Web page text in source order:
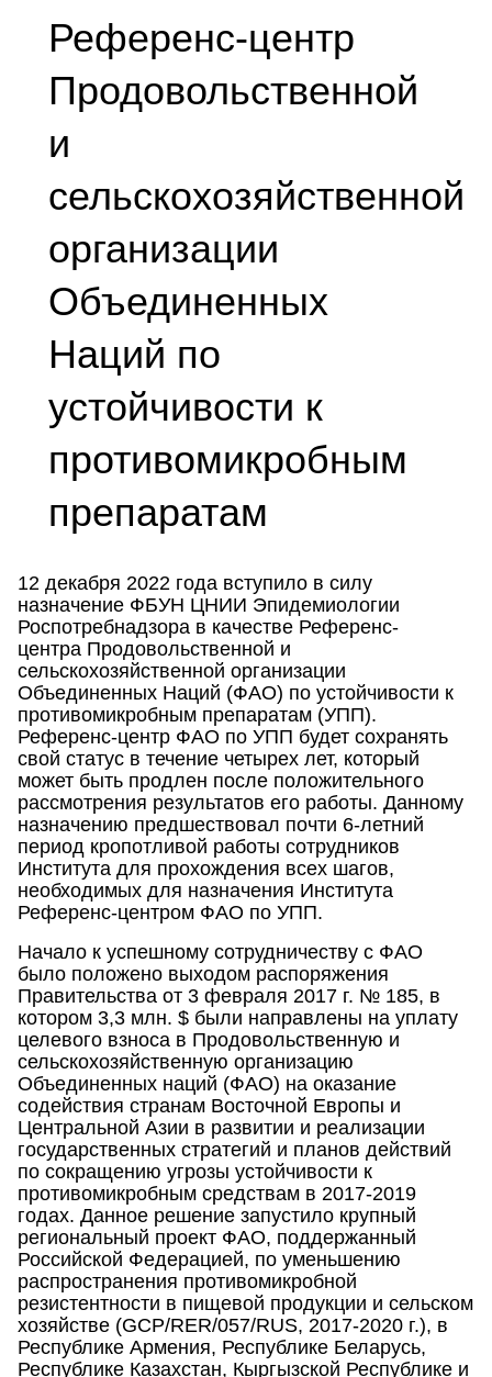
Референс-центр
Продовольственной
и
сельскохозяйственной
организации
Объединенных
Наций по
устойчивости к
противомикробным
препаратам
12 декабря 2022 года вступило в силу
назначение ФБУН ЦНИИ Эпидемиологии
Роспотребнадзора в качестве Референс-
центра Продовольственной и
сельскохозяйственной организации
Объединенных Наций (ФАО) по устойчивости к
противомикробным препаратам (УПП).
Референс-центр ФАО по УПП будет сохранять
свой статус в течение четырех лет, который
может быть продлен после положительного
рассмотрения результатов его работы. Данному
назначению предшествовал почти 6-летний
период кропотливой работы сотрудников
Института для прохождения всех шагов,
необходимых для назначения Института
Референс-центром ФАО по УПП.
Начало к успешному сотрудничеству с ФАО
было положено выходом распоряжения
Правительства от 3 февраля 2017 г. № 185, в
котором 3,3 млн. $ были направлены на уплату
целевого взноса в Продовольственную и
сельскохозяйственную организацию
Объединенных наций (ФАО) на оказание
содействия странам Восточной Европы и
Центральной Азии в развитии и реализации
государственных стратегий и планов действий
по сокращению угрозы устойчивости к
противомикробным средствам в 2017-2019
годах. Данное решение запустило крупный
региональный проект ФАО, поддержанный
Российской Федерацией, по уменьшению
распространения противомикробной
резистентности в пищевой продукции и сельском
хозяйстве (GCP/RER/057/RUS, 2017-2020 г.), в
Республике Армения, Республике Беларусь,
Республике Казахстан, Кыргызской Республике и